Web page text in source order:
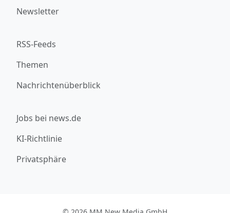
Newsletter
RSS-Feeds
Themen
Nachrichtenüberblick
Jobs bei news.de
KI-Richtlinie
Privatsphäre